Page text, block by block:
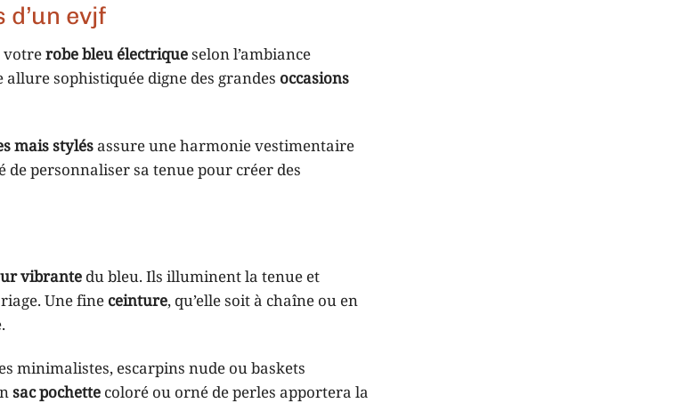
evjf
votrerobe bleu électriqueselon l’ambiance
sophistiquée digne des grandes occasions
mais stylésassure une harmonie vestimentaire
de personnaliser sa tenue pour créer des
vibrante du bleu. Ils illuminent la tenue et
Une fine ceinture, qu’elle soit à chaîne ou en
minimalistes, escarpins nude ou baskets
sac pochette coloré ou orné de perles apportera la